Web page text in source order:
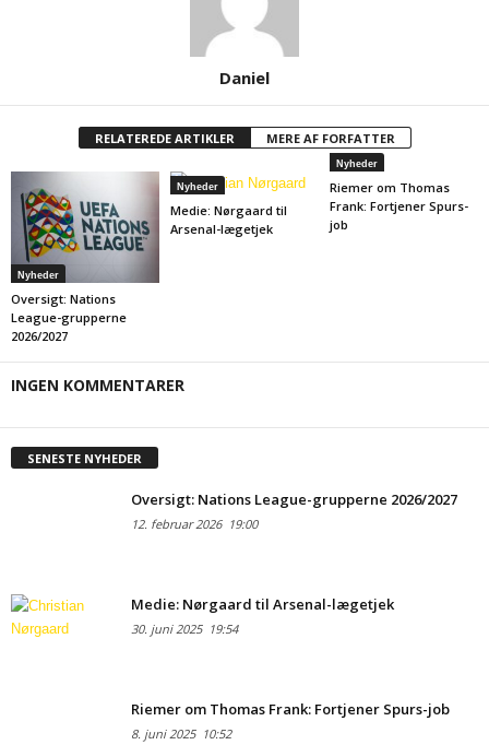
Daniel
RELATEREDE ARTIKLER MERE AF FORFATTER
Nyheder
Oversigt: Nations
League-grupperne
2026/2027
Nyheder
Medie: Nørgaard til
Arsenal-lægetjek
Nyheder
Riemer om Thomas
Frank: Fortjener Spurs-
job
INGEN KOMMENTARER
SENESTE NYHEDER
Oversigt: Nations League-grupperne 2026/2027
12. februar 202619:00
Medie: Nørgaard til Arsenal-lægetjek
30. juni 202519:54
Riemer om Thomas Frank: Fortjener Spurs-job
8. juni 202510:52